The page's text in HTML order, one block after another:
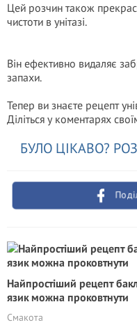
Цей розчин також
чистоти в унітазі.
Він ефективно видаляє
запахи.
Тепер ви знаєте рецепт
Діліться у коментарях
БУЛО ЦІКАВО?
Найпростіший рецепт
язик можна проковтнути
Смакота